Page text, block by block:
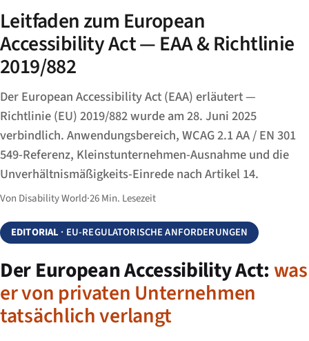
Leitfaden zum European
Accessibility Act — EAA & Richtlinie
2019/882
Der European Accessibility Act (EAA) erläutert —
Richtlinie (EU) 2019/882 wurde am 28. Juni 2025
verbindlich. Anwendungsbereich, WCAG 2.1 AA / EN 301
549-Referenz, Kleinstunternehmen-Ausnahme und die
Unverhältnismäßigkeits-Einrede nach Artikel 14.
Von Disability World·26 Min. Lesezeit
EDITORIAL · EU-REGULATORISCHE ANFORDERUNGEN
Der European Accessibility Act:was
er von privaten Unternehmen
tatsächlich verlangt